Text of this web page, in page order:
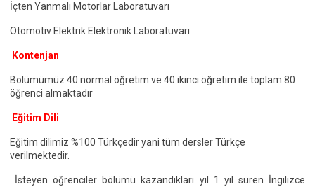
İçten Yanmalı Motorlar Laboratuvarı
Otomotiv Elektrik Elektronik Laboratuvarı
Kontenjan
Bölümümüz 40 normal öğretim ve 40 ikinci öğretim ile toplam 80
öğrenci almaktadır
Eğitim Dili
Eğitim dilimiz %100 Türkçedir yani tüm dersler Türkçe
verilmektedir.
İsteyen öğrenciler bölümü kazandıkları yıl 1 yıl süren İngilizce